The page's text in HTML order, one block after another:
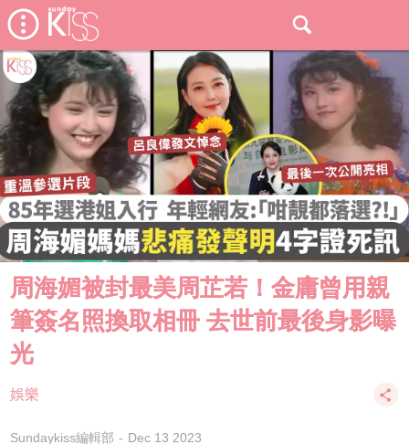
周海媚被封最美周芷若！金庸曾用親
筆簽名照換取相冊 去世前最後身影曝
光
娛樂
Sundaykiss編輯部 Dec 13 2023